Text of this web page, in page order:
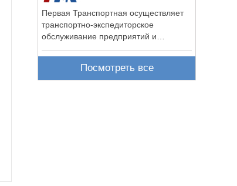
Первая Транспортная осуществляет
транспортно-экспедиторское
обслуживание предприятий и
Посмотреть все